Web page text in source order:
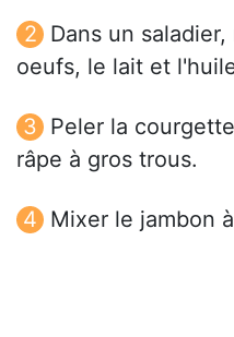
Dans un
oeufs, le lait et
Peler la
râpe à gros trous.
Mixer le jambon